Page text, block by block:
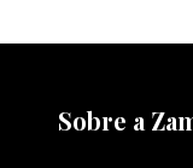
Sobre a